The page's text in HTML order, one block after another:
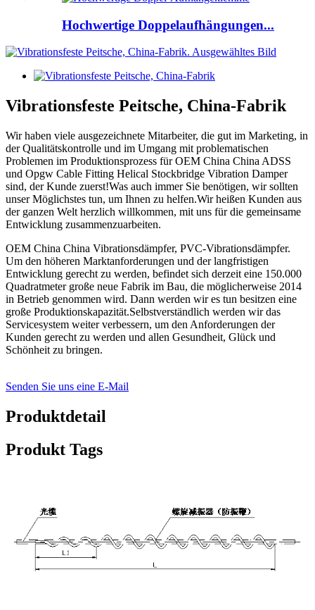
Hochwertige Doppelaufhängungen...
Vibrationsfeste Peitsche, China-Fabrik
Wir haben viele ausgezeichnete Mitarbeiter, die gut im Marketing, in
der Qualitätskontrolle und im Umgang mit problematischen
Problemen im Produktionsprozess für OEM China China ADSS
und Opgw Cable Fitting Helical Stockbridge Vibration Damper
sind, der Kunde zuerst!Was auch immer Sie benötigen, wir sollten
unser Möglichstes tun, um Ihnen zu helfen.Wir heißen Kunden aus
der ganzen Welt herzlich willkommen, mit uns für die gemeinsame
Entwicklung zusammenzuarbeiten.
OEM China China Vibrationsdämpfer, PVC-Vibrationsdämpfer.
Um den höheren Marktanforderungen und der langfristigen
Entwicklung gerecht zu werden, befindet sich derzeit eine 150.000
Quadratmeter große neue Fabrik im Bau, die möglicherweise 2014
in Betrieb genommen wird. Dann werden wir es tun besitzen eine
große Produktionskapazität.Selbstverständlich werden wir das
Servicesystem weiter verbessern, um den Anforderungen der
Kunden gerecht zu werden und allen Gesundheit, Glück und
Schönheit zu bringen.
Senden Sie uns eine E-Mail
Produktdetail
Produkt Tags